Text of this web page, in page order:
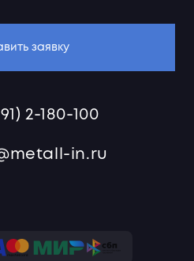
заявку
2-180-100
in.ru